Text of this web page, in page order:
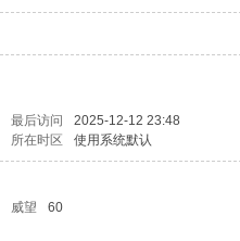
最后访问
2025-12-12 23:48
所在时区 使用系统默认
威望
60